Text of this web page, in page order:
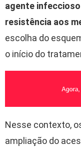
agente
resistência aos
escolha do
o início do
Nesse contexto,
ampliação do